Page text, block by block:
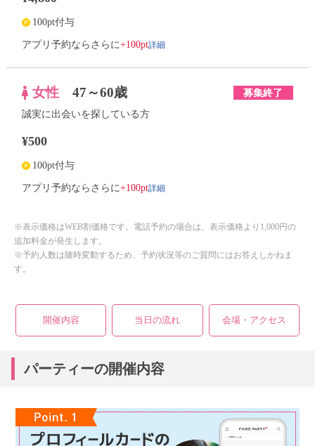
100pt付与
アプリ予約ならさらに+100pt詳細
女性 47～60歳 募集終了
誠実に出会いを探している方
¥500
100pt付与
アプリ予約ならさらに+100pt詳細
※表示価格はWEB割価格です。電話予約の場合は、表示価格より1,000円の
追加料金が発生します。
※予約人数は随時変動するため、予約状況等のご質問にはお答えしかねま
す。
開催内容 当日の流れ 会場・アクセス
パーティーの開催内容